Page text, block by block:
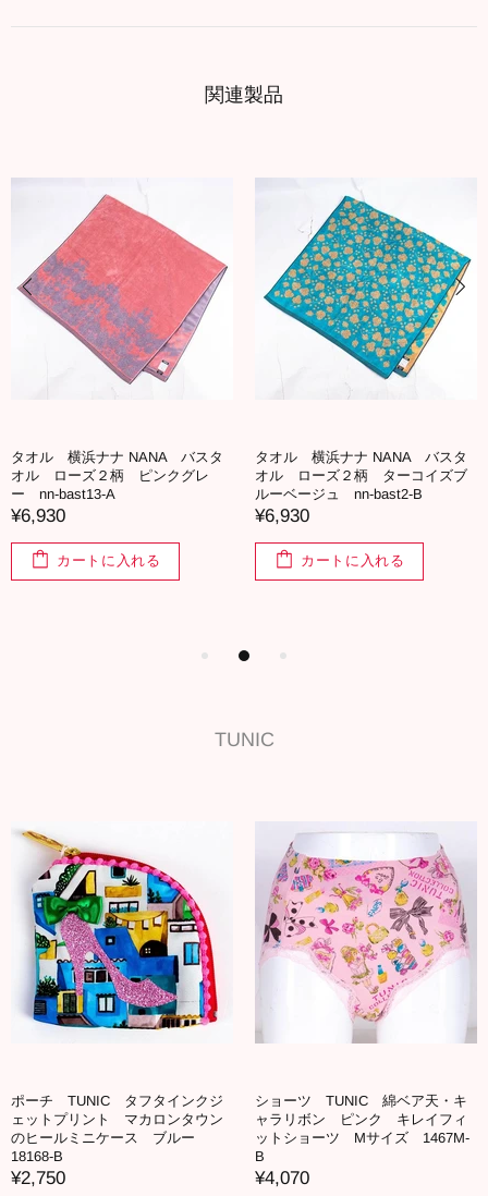
関連製品
タオル 横浜ナナ NANA バスタ
オル ローズ２柄 ピンクグレ
ー nn-bast13-A
¥6,930
カートに入れる
タオル 横浜ナナ NANA バスタ
オル ローズ２柄 ターコイズブ
ルーベージュ nn-bast2-B
¥6,930
カートに入れる
TUNIC
ポーチ TUNIC タフタインクジ
ェットプリント マカロンタウン
のヒールミニケース ブルー
18168-B
¥2,750
ショーツ TUNIC 綿ベア天・キ
ャラリボン ピンク キレイフィ
ットショーツ Mサイズ 1467M-
B
¥4,070